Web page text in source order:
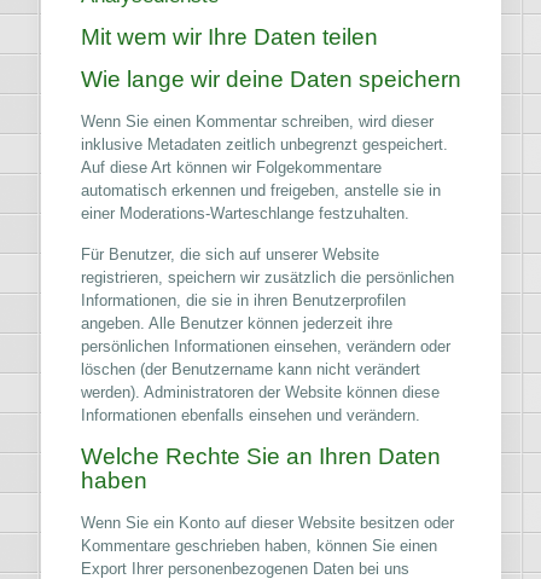
Mit wem wir Ihre Daten teilen
Wie lange wir deine Daten speichern
Wenn Sie einen Kommentar schreiben, wird dieser
inklusive Metadaten zeitlich unbegrenzt gespeichert.
Auf diese Art können wir Folgekommentare
automatisch erkennen und freigeben, anstelle sie in
einer Moderations-Warteschlange festzuhalten.
Für Benutzer, die sich auf unserer Website
registrieren, speichern wir zusätzlich die persönlichen
Informationen, die sie in ihren Benutzerprofilen
angeben. Alle Benutzer können jederzeit ihre
persönlichen Informationen einsehen, verändern oder
löschen (der Benutzername kann nicht verändert
werden). Administratoren der Website können diese
Informationen ebenfalls einsehen und verändern.
Welche Rechte Sie an Ihren Daten
haben
Wenn Sie ein Konto auf dieser Website besitzen oder
Kommentare geschrieben haben, können Sie einen
Export Ihrer personenbezogenen Daten bei uns